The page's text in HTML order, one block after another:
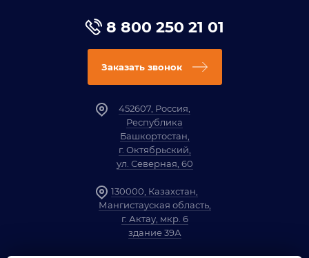
8 800 250 21 01
Заказать звонок
452607, Россия,
Республика
Башкортостан,
г. Октябрьский,
ул. Северная, 60
130000, Казахстан,
Мангистауская область,
г. Актау, мкр. 6
здание 39А